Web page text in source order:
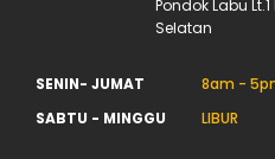
Pondok Labu
Selatan
SENIN- JUMAT
8am -
SABTU - MINGGU
LIBUR